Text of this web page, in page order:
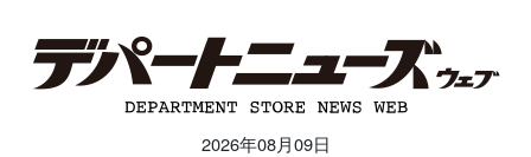
2026年08月09日